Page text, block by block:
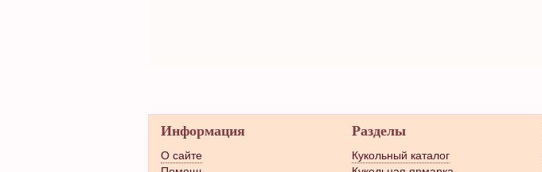
Информация
О сайте
Разделы
Кукольный каталог